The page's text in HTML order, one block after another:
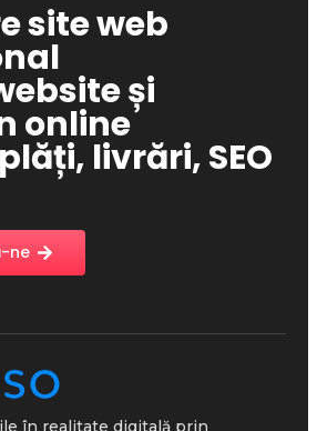
site web
și
online
livrări, SEO
ne
în realitate digitală prin